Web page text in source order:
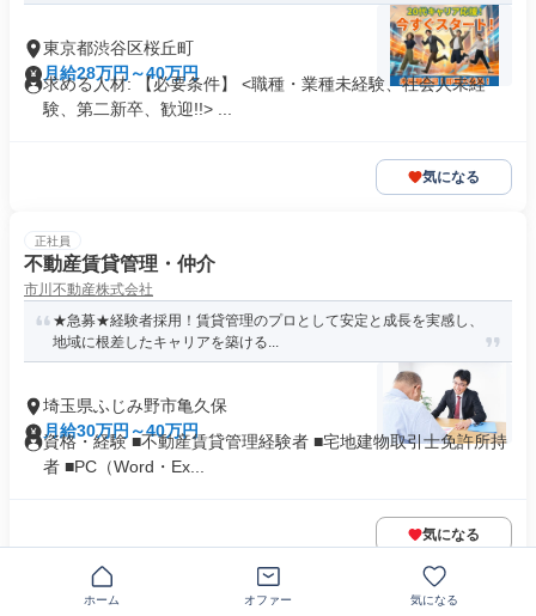
東京都渋谷区桜丘町
月給28万円～40万円
求める人材: 【必要条件】 <職種・業種未経験、社会人未経
験、第二新卒、歓迎!!> ...
気になる
正社員
不動産賃貸管理・仲介
市川不動産株式会社
★急募★経験者採用！賃貸管理のプロとして安定と成長を実感し、
地域に根差したキャリアを築ける...
埼玉県ふじみ野市亀久保
月給30万円～40万円
資格・経験 ■不動産賃貸管理経験者 ■宅地建物取引士免許所持
者 ■PC（Word・Ex...
気になる
ホーム オファー 気になる